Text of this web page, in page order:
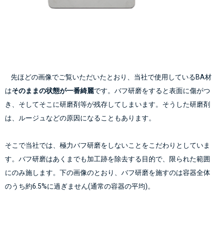
はそのままの状態が一番綺麗です。バフ研磨をすると表面に傷がつ
き、そしてそこに研磨剤等が残存してしまいます。そうした研磨剤
そこで当社では、 極力バフ研磨をしないこと をこだわりとしていま
す。バフ研磨はあくまでも加工跡を除去する目的で、限られた範囲
にのみ施します。下の画像のとおり、バフ研磨を施すのは容器全体